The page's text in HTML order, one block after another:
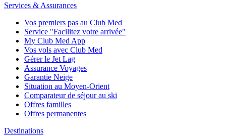
Services & Assurances
Vos premiers pas au Club Med
Service "Facilitez votre arrivée"
My Club Med App
Vos vols avec Club Med
Gérer le Jet Lag
Assurance Voyages
Garantie Neige
Situation au Moyen-Orient
Comparateur de séjour au ski
Offres familles
Offres permanentes
Destinations